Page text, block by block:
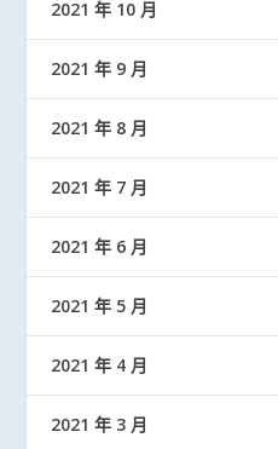
2021 年 10 月
2021 年 9 月
2021 年 8 月
2021 年 7 月
2021 年 6 月
2021 年 5 月
2021 年 4 月
2021 年 3 月